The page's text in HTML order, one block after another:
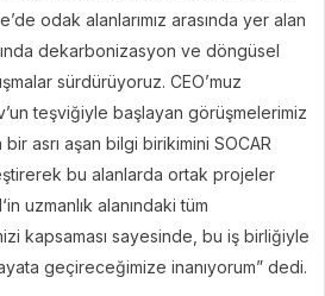
odak alanlarımız arasında yer alan
dekarbonizasyon ve döngüsel
sürdürüyoruz. CEO’muz
teşviğiyle başlayan görüşmelerimiz
asrı aşan bilgi birikimini SOCAR
bu alanlarda ortak projeler
uzmanlık alanındaki tüm
kapsaması sayesinde, bu iş birliğiyle
geçireceğimize inanıyorum” dedi.